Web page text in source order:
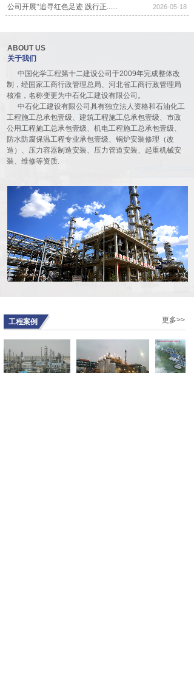
7010
10月21日，公司四届六次股东代表大
4月8日，公司四届五次股东代表大会
在河北宾馆豪廷会议厅隆重召开。90
余名代表......
公司召开四届四次股东代表大会
10843
5月27日，公司四届四次股东代表大
会在河北宾馆豪廷会议厅隆重召开。
90余名代......
及验收规范》发布实施
10169
根据工业和信息化部第三批行业标准
制修订计划的安排，由中石化工建设
有限公司联合......
德国总理视察我公司承建的伟巴斯特
武汉新工厂
13154
2019年9月7日，德国总理默克尔携德
我公司......
上半年工作，安排下半年工作。公司
工会委员......
公司开展“追寻红色足迹 践行正...... 2026-05-18
ABOUT US
关于我们
中国化学工程第十二建设公司于2009年完成整体改
制，经国家工商行政管理总局、河北省工商行政管理局
核准，名称变更为中石化工建设有限公司。
中石化工建设有限公司具有独立法人资格和石油化工
工程施工总承包壹级、建筑工程施工总承包壹级、市政
公用工程施工总承包壹级、机电工程施工总承包壹级、
防水防腐保温工程专业承包壹级、锅炉安装修理（改
造）、压力容器制造安装、压力管道安装、起重机械安
装、维修等资质.
更多>>
工程案例